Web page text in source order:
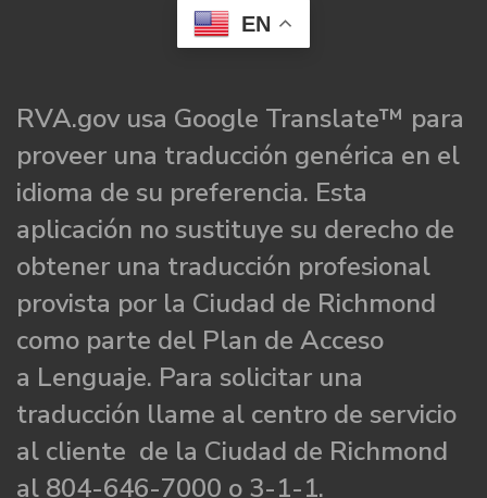
EN
RVA.gov usa Google Translate™ para
proveer una traducción genérica en el
idioma de su preferencia. Esta
aplicación no sustituye su derecho de
obtener una traducción profesional
provista por la Ciudad de Richmond
como parte del Plan de Acceso
a Lenguaje. Para solicitar una
traducción llame al centro de servicio
al cliente de la Ciudad de Richmond
al 804-646-7000 o 3-1-1.